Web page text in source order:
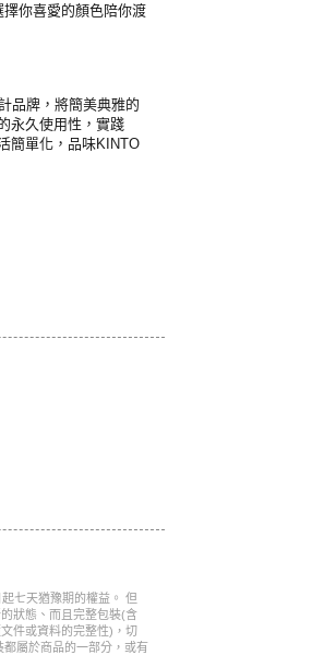
你喜愛的顏色陪你渡
品牌，將簡美典雅的
永久使用性，實踐
簡單化，品味KINTO
七天猶豫期的權益。 但
狀態、而且完整包裝(含
件或資料的完整性)，切
屬於商品的一部分，或有